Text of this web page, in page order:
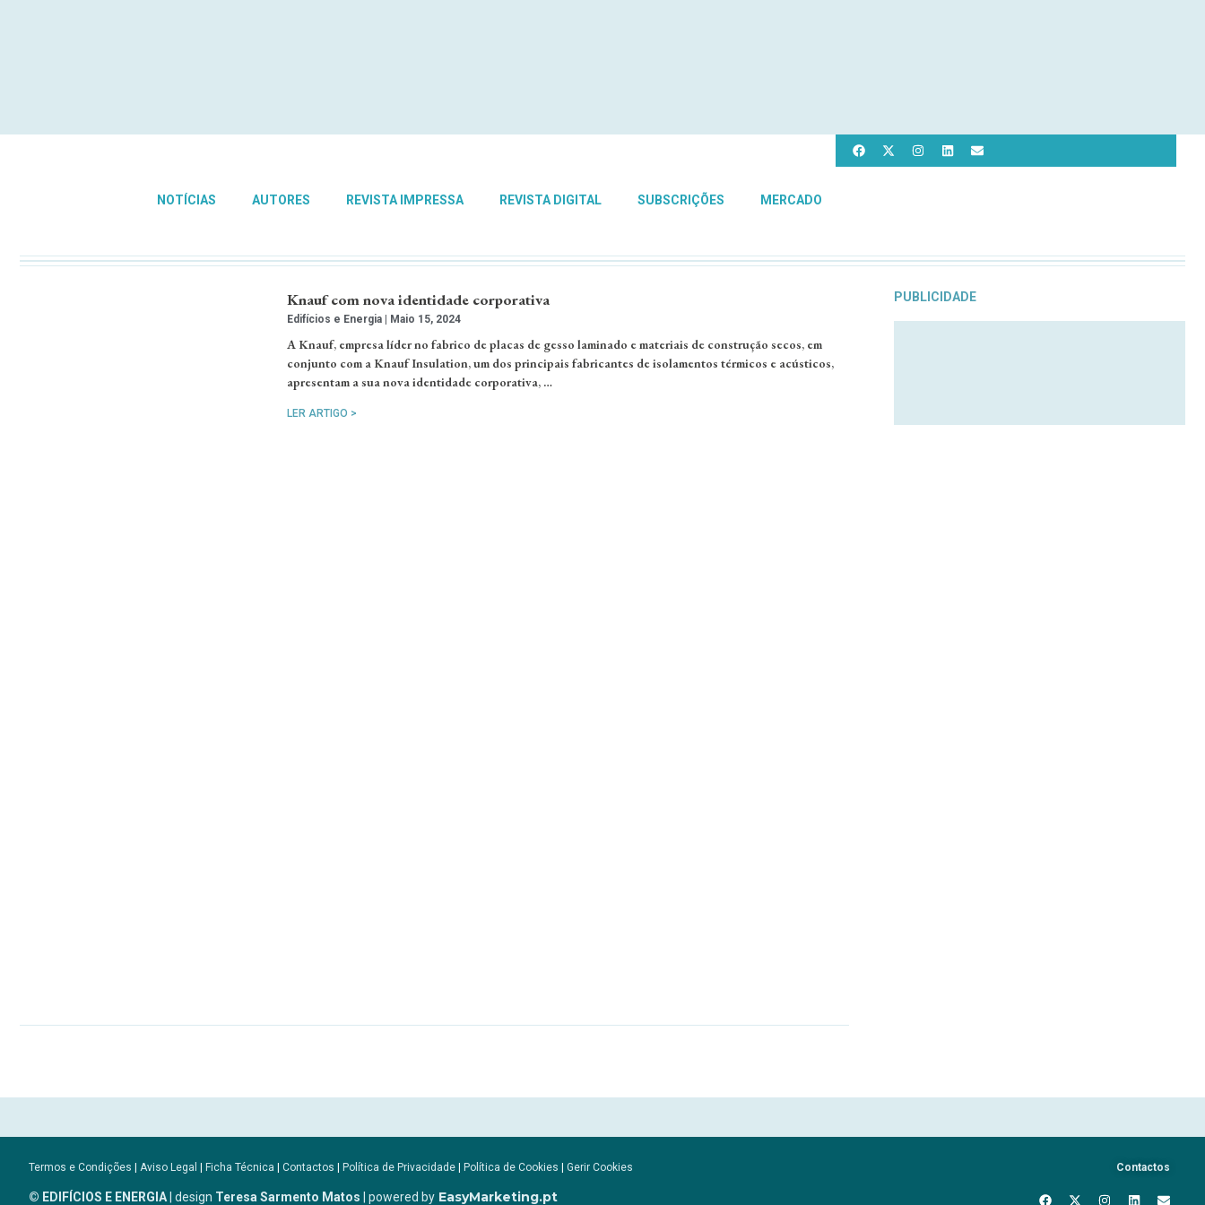
NOTÍCIAS AUTORES REVISTA IMPRESSA REVISTA DIGITAL SUBSCRIÇÕES MERCADO
Knauf com nova identidade corporativa
Edifícios e Energia Maio 15, 2024
A Knauf, empresa líder no fabrico de placas de gesso laminado e materiais de construção secos, em
conjunto com a Knauf Insulation, um dos principais fabricantes de isolamentos térmicos e acústicos,
apresentam a sua nova identidade corporativa, …
LER ARTIGO >
PUBLICIDADE
Termos e Condições | Aviso Legal | Ficha Técnica | Contactos | Política de Privacidade | Política de Cookies | Gerir Cookies
© EDIFÍCIOS E ENERGIA| design Teresa Sarmento Matos | powered by EasyMarketing.pt
Contactos